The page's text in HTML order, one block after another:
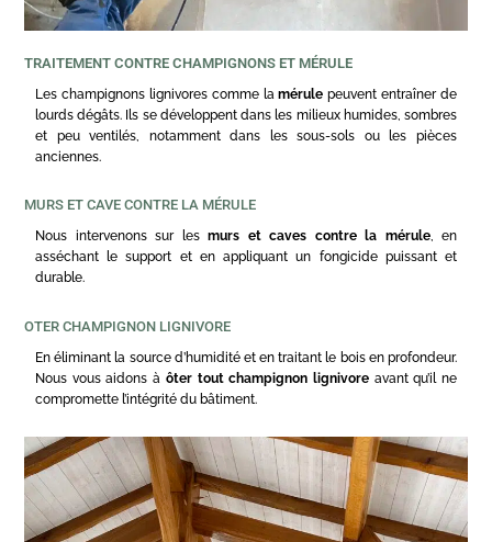
TRAITEMENT CONTRE CHAMPIGNONS ET MÉRULE
Les champignons lignivores comme lamérule peuvent entraîner de
lourds dégâts. Ils se développent dans les milieux humides, sombres
et peu ventilés, notamment dans les sous-sols ou les pièces
anciennes.
MURS ET CAVE CONTRE LA MÉRULE
Nous intervenons sur les murs et caves contre la mérule, en
asséchant le support et en appliquant un fongicide puissant et
durable.
OTER CHAMPIGNON LIGNIVORE
En éliminant la source d’humidité et en traitant le bois en profondeur.
Nous vous aidons à ôter tout champignon lignivoreavant qu’il ne
compromette l’intégrité du bâtiment.